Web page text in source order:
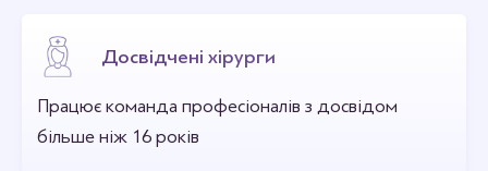
Досвідчені хірурги
Працює команда професіоналів з досвідом
більше ніж 16 років